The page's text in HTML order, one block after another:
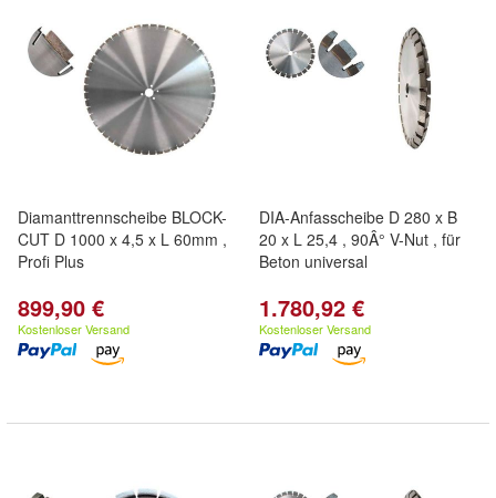
Diamanttrennscheibe BLOCK-
CUT D 1000 x 4,5 x L 60mm ,
Profi Plus
899,90 €
Kostenloser Versand
DIA-Anfasscheibe D 280 x B
20 x L 25,4 , 90Â° V-Nut , für
Beton universal
1.780,92 €
Kostenloser Versand